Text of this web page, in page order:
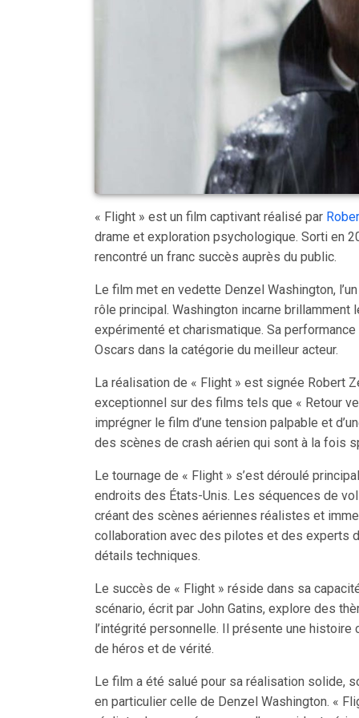
« Flight » est un film captivant réalisé par
drame et exploration psychologique. Sorti en
rencontré un franc succès auprès du public.
Le film met en vedette Denzel Washington,
rôle principal. Washington incarne brillamment
expérimenté et charismatique. Sa
Oscars dans la catégorie du meilleur acteur.
La réalisation de « Flight » est signée Robert
exceptionnel sur des films tels que « Retour
imprégner le film d’une tension palpable et
des scènes de crash aérien qui sont à la fois
Le tournage de « Flight » s’est déroulé
endroits des États-Unis. Les séquences de
créant des scènes aériennes réalistes et
collaboration avec des pilotes et des experts
détails techniques.
Le succès de « Flight » réside dans sa
scénario, écrit par John Gatins, explore des
l’intégrité personnelle. Il présente une
de héros et de vérité.
Le film a été salué pour sa réalisation solide,
en particulier celle de Denzel Washington. «